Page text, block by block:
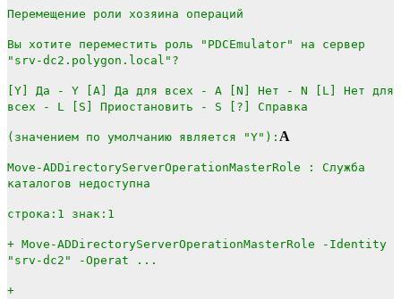
Перемещение роли хозяина операций
Вы хотите переместить роль "PDCEmulator" на сервер
"srv-dc2.polygon.local"?
[Y] Да - Y [A] Да для всех - A [N] Нет - N [L] Нет для
всех - L [S] Приостановить - S [?] Справка
(значением по умолчанию является "Y"): A
Move-ADDirectoryServerOperationMasterRole : Служба
каталогов недоступна
строка:1 знак:1
+ Move-ADDirectoryServerOperationMasterRole -Identity
"srv-dc2" -Operat ...
+